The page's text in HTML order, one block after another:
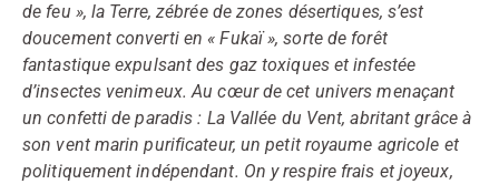
de feu », la Terre, zébrée de zones désertiques, s’est
doucement converti en « Fukaï », sorte de forêt
fantastique expulsant des gaz toxiques et infestée
d’insectes venimeux. Au cœur de cet univers menaçant
un confetti de paradis : La Vallée du Vent, abritant grâce à
son vent marin purificateur, un petit royaume agricole et
politiquement indépendant. On y respire frais et joyeux,